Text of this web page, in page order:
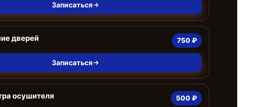
Записаться
дверей 750 ₽
Записаться
осушителя 500 ₽